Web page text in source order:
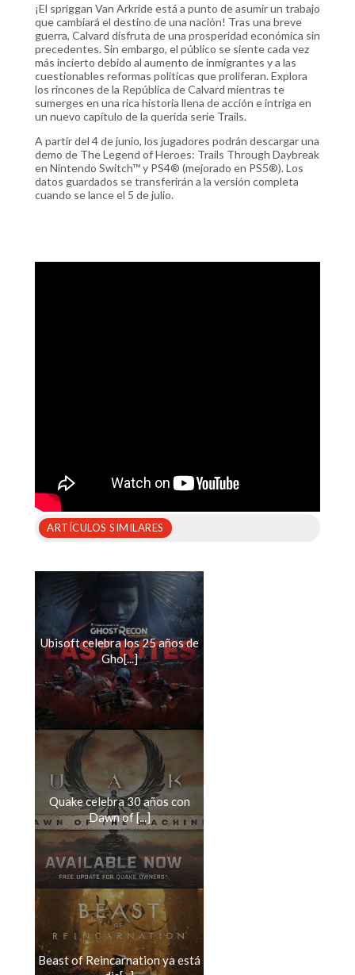
¡El spriggan Van Arkride está a punto de asumir un trabajo
que cambiará el destino de una nación! Tras una breve
guerra, Calvard disfruta de una prosperidad económica sin
precedentes. Sin embargo, el público se siente cada vez
más incierto debido al aumento de inmigrantes y a las
cuestionables reformas políticas que proliferan. Explora
los rincones de la República de Calvard mientras te
sumerges en una rica historia llena de acción e intriga en
un nuevo capítulo de la querida serie Trails.
A partir del 4 de junio, los jugadores podrán descargar una
demo de The Legend of Heroes: Trails Through Daybreak
en Nintendo Switch™ y PS4® (mejorado en PS5®). Los
datos guardados se transferirán a la versión completa
cuando se lance el 5 de julio.
ARTÍCULOS SIMILARES
Ubisoft celebra los 25 años de
Gho[...]
Quake celebra 30 años con
Dawn of [...]
Beast of Reincarnation ya está